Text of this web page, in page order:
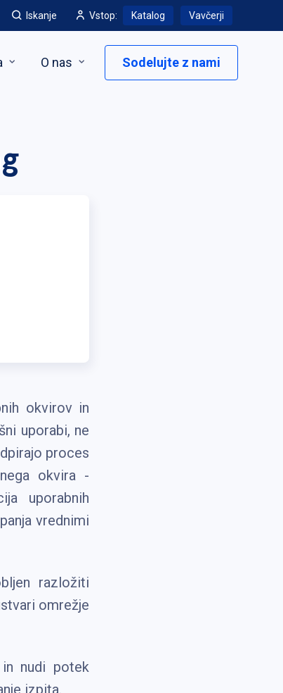
Iskanje Vstop: Katalog Vavčerji
O nas Sodelujte z nami
okvirov in
uporabi, ne
proces
okvira -
uporabnih
vrednimi
razložiti
omrežje
nudi potek
izpita.